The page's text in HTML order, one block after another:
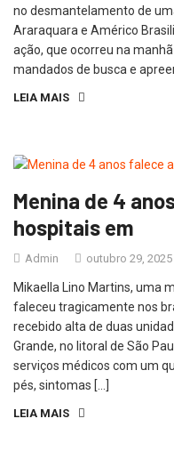
no desmantelamento de
Araraquara e Américo
ação, que ocorreu na
mandados de busca e
LEIA MAIS
Menina de 4
hospitais em
Admin outubro 29, 2025
Mikaella Lino Martins, uma
faleceu tragicamente nos
recebido alta de duas
Grande, no litoral de São
serviços médicos com um
pés, sintomas […]
LEIA MAIS